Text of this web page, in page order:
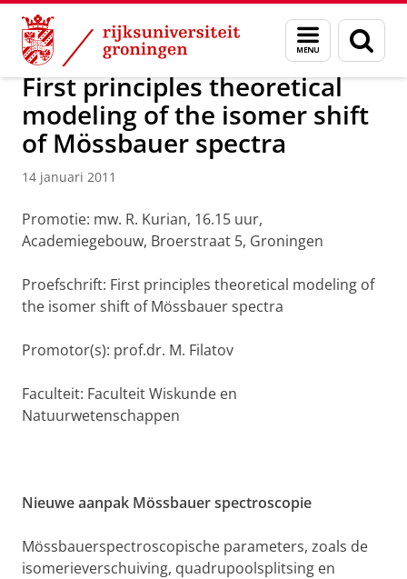
Skip
Content
Skip
Navigation
Menu
en
zoeken
Over ons Actueel Nieuws Nieuwsberichten
First principles theoretical
modeling of the isomer shift
of Mössbauer spectra
14 januari 2011
Promotie: mw. R. Kurian, 16.15 uur,
Academiegebouw, Broerstraat 5, Groningen
Proefschrift: First principles theoretical modeling of
the isomer shift of Mössbauer spectra
Promotor(s): prof.dr. M. Filatov
Faculteit: Faculteit Wiskunde en
Natuurwetenschappen
Nieuwe aanpak Mössbauer spectroscopie
Mössbauerspectroscopische parameters, zoals de
isomerieverschuiving, quadrupoolsplitsing en